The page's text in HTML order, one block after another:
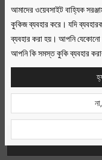
আমাদের ওয়েবসাইট বাহ্যিক
কুকিজ ব্যবহার করে। যদি
ব্যবহার করা হয়। আপনি যেকোনো
আপনি কি সমস্ত কুকি ব্যবহার